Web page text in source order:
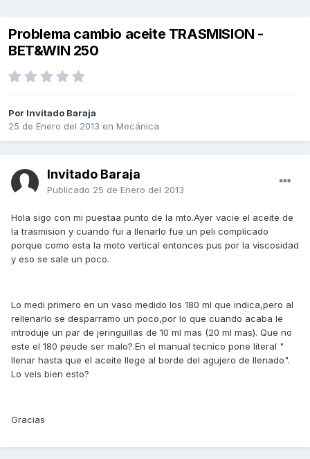
Problema cambio aceite TRASMISION -
BET&WIN 250
Por Invitado Baraja
25 de Enero del 2013 en Mecánica
Invitado Baraja
Publicado 25 de Enero del 2013
Hola sigo con mi puestaa punto de la mto.Ayer vacie el aceite de
la trasmision y cuando fui a llenarlo fue un peli complicado
porque como esta la moto vertical entonces pus por la viscosidad
y eso se sale un poco.
Lo medi primero en un vaso medido los 180 ml que indica,pero al
rellenarlo se desparramo un poco,por lo que cuando acaba le
introduje un par de jeringuillas de 10 ml mas (20 ml mas). Que no
este el 180 peude ser malo?.En el manual tecnico pone literal "
llenar hasta que el aceite llege al borde del agujero de llenado".
Lo veis bien esto?
Gracias